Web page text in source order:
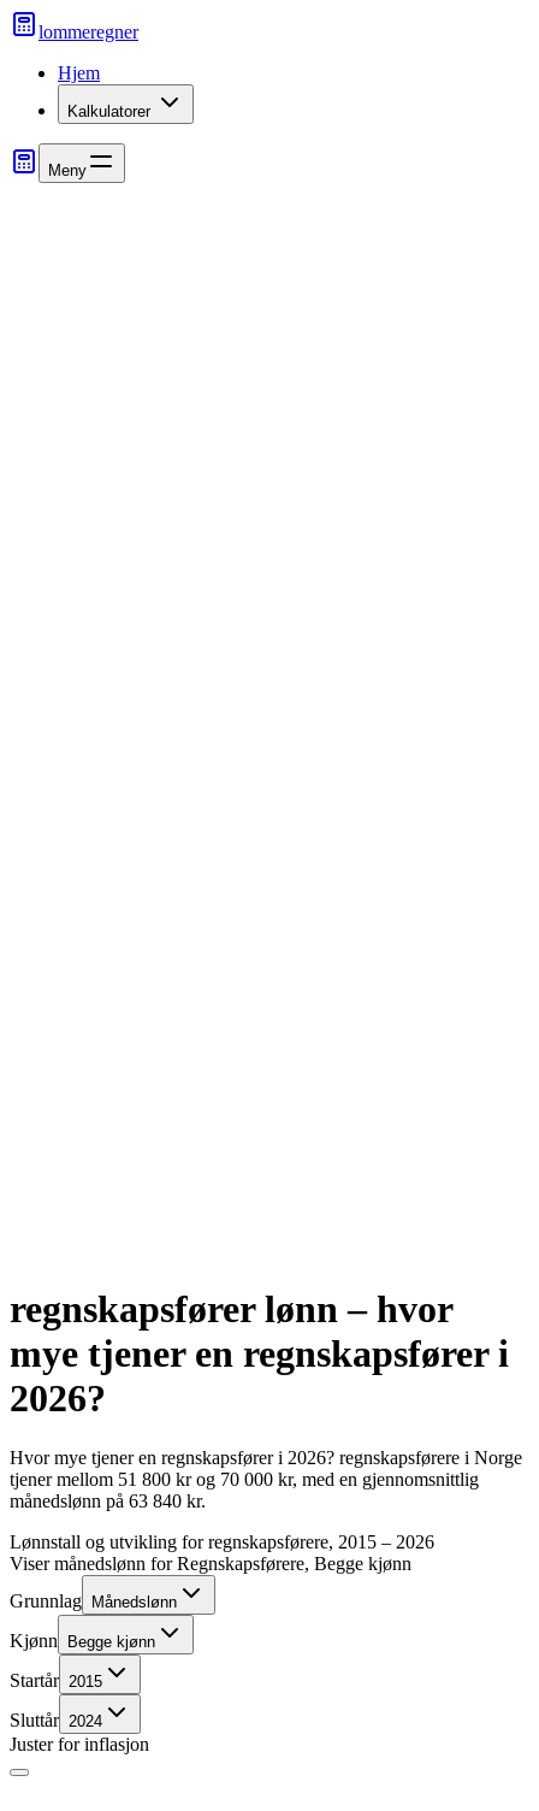
lommeregner
Hjem
Kalkulatorer
Meny
regnskapsførerlønn – hvor
mye tjener en regnskapsføreri
2026?
Hvor mye tjener en regnskapsføreri 2026? regnskapsførere i Norge
tjener mellom 51 800 krog 70 000 kr, med en gjennomsnittlig
månedslønn på 63 840 kr.
Lønnstall og utvikling forregnskapsførere, 2015 – 2026
Viser månedslønn forRegnskapsførere, Begge kjønn
Grunnlag
Månedslønn
Kjønn Begge kjønn
Startår 2015
Sluttår 2024
Juster for inflasjon